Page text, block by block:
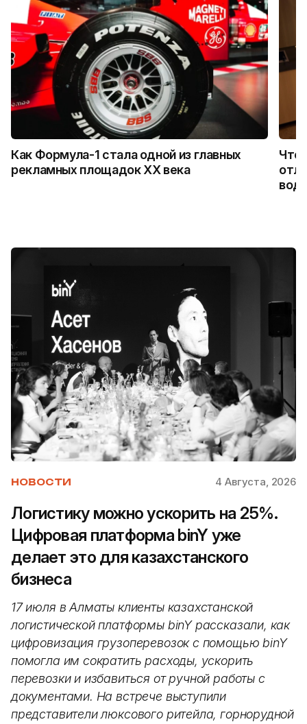
Как Формула-1 стала одной из главных
рекламных площадок XX века
Что
НОВОСТИ 4 Августа, 2026
Логистику можно ускорить на 25%.
Цифровая платформа binY уже
делает это для казахстанского
бизнеса
17 июля в Алматы клиенты казахстанской
логистической платформы binY рассказали, как
цифровизация грузоперевозок с помощью binY
помогла им сократить расходы, ускорить
перевозки и избавиться от ручной работы с
документами. На встрече выступили
представители люксового ритейла, горнорудной